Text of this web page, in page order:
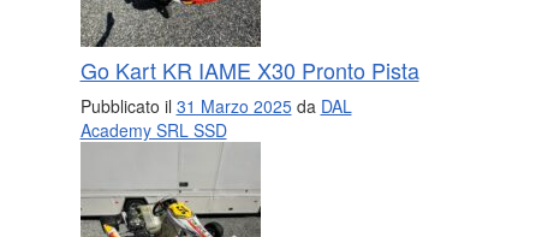
Go Kart KR IAME X30 Pronto Pista
Pubblicato il 31 Marzo 2025da DAL
Academy SRL SSD